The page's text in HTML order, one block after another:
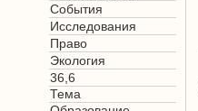
События
Исследования
Право
Экология
36,6
Тема